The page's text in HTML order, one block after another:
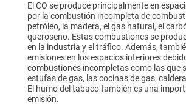
El CO se produce principalmente en
por la combustión incompleta de
petróleo, la madera, el gas natural, el
queroseno. Estas combustiones se
en la industria y el tráfico. Además,
emisiones en los espacios interiores
combustiones incompletas como las que
estufas de gas, las cocinas de gas,
El humo del tabaco también es una
emisión.